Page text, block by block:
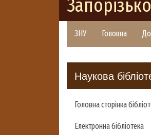
ЗНУ Головна
Наукова
Головна сторінка
Електронна бібліотека